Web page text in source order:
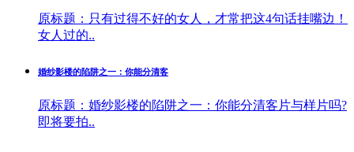
原标题：只有过得不好的女人，才常把这4句话挂嘴边！
女人过的..
婚纱影楼的陷阱之一：你能分清客
原标题：婚纱影楼的陷阱之一：你能分清客片与样片吗?
即将要拍..